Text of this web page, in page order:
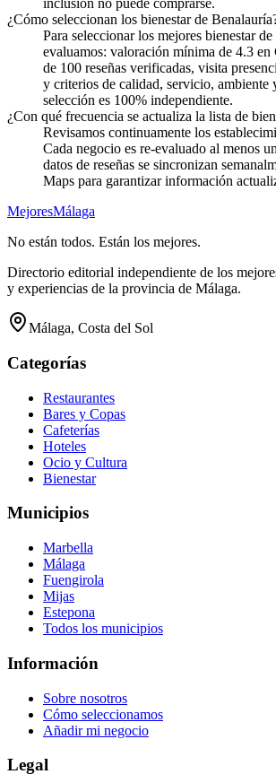
inclusión no puede comprarse.
¿Cómo seleccionan los bienestar de
Para seleccionar los mejores bienestar
evaluamos: valoración mínima de 4.3 en
de 100 reseñas verificadas, visita
y criterios de calidad, servicio, ambiente
selección es 100% independiente.
¿Con qué frecuencia se actualiza la lista de
Revisamos continuamente los
Cada negocio es re-evaluado al menos
datos de reseñas se sincronizan
Maps para garantizar información
MejoresMálaga
No están todos. Están los mejores.
Directorio editorial independiente de los
y experiencias de la provincia de Málaga.
Málaga, Costa del Sol
Categorías
Restaurantes
Bares y Copas
Cafeterías
Hoteles
Ocio y Cultura
Bienestar
Municipios
Marbella
Málaga
Fuengirola
Mijas
Estepona
Todos los municipios
Información
Sobre nosotros
Cómo seleccionamos
Añadir mi negocio
Legal